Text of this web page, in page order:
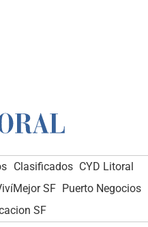
Clasificados CYD Litoral
SF Puerto Negocios
SF